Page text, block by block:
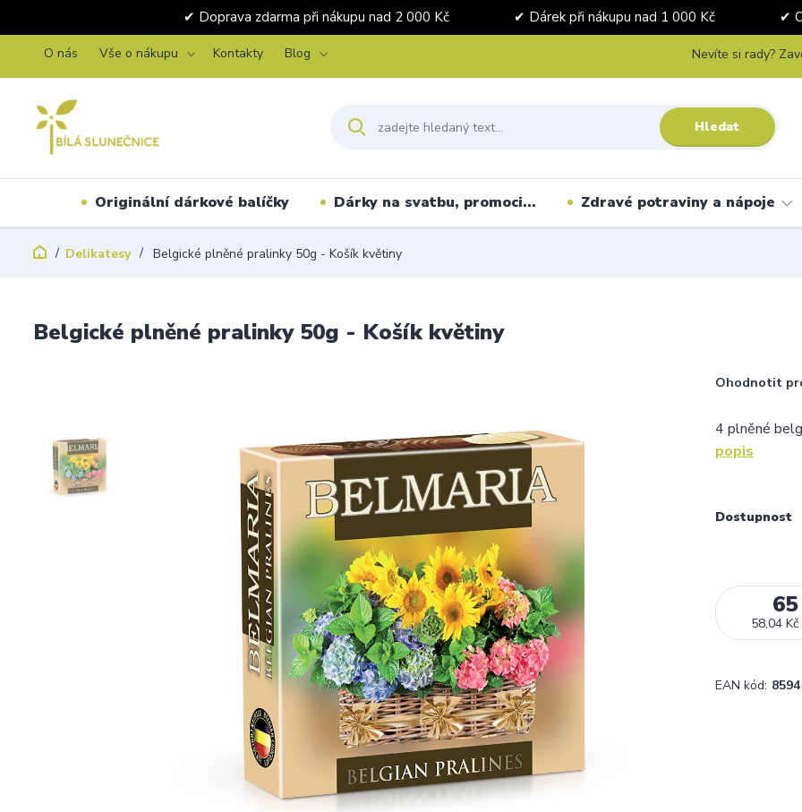
✔ Doprava zdarma při nákupu nad 2 000 Kč ✔ Dárek při nákupu nad 1 000 Kč ✔
O nás Vše o nákupu Kontakty Blog
Hledat
Nevíte si rady?
Originální dárkové balíčky Dárky na svatbu, promoci... Zdravé potraviny a nápoje
Delikatesy Belgické plněné pralinky 50g - Košík květiny
Belgické plněné pralinky 50g - Košík květiny
Ohodnotit
4 plněné
popis
Dostupnost
58,04 Kč
EAN kód: